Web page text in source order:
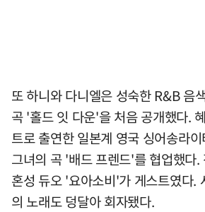
또 하니와 다니엘은 성숙한 R&B 음
곡 '홀드 잇 다운'을 처음 공개했다.
트로 출연한 일본계 영국 싱어송라
그녀의 곡 '배드 프렌드'를 협업했다.
혼성 듀오 '요아소비'가 게스트였다.
의 노래도 덩달아 회자됐다.